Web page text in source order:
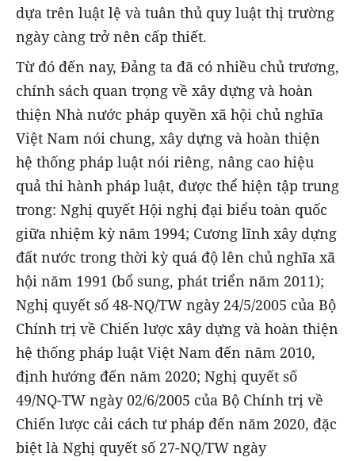
dựa trên luật lệ và tuân thủ quy luật thị trường
ngày càng trở nên cấp thiết.
Từ đó đến nay, Đảng ta đã có nhiều chủ trương,
chính sách quan trọng về xây dựng và hoàn
thiện Nhà nước pháp quyền xã hội chủ nghĩa
Việt Nam nói chung, xây dựng và hoàn thiện
hệ thống pháp luật nói riêng, nâng cao hiệu
quả thi hành pháp luật, được thể hiện tập trung
trong: Nghị quyết Hội nghị đại biểu toàn quốc
giữa nhiệm kỳ năm 1994; Cương lĩnh xây dựng
đất nước trong thời kỳ quá độ lên chủ nghĩa xã
hội năm 1991 (bổ sung, phát triển năm 2011);
Nghị quyết số 48-NQ/TW ngày 24/5/2005 của Bộ
Chính trị về Chiến lược xây dựng và hoàn thiện
hệ thống pháp luật Việt Nam đến năm 2010,
định hướng đến năm 2020; Nghị quyết số
49/NQ-TW ngày 02/6/2005 của Bộ Chính trị về
Chiến lược cải cách tư pháp đến năm 2020, đặc
biệt là Nghị quyết số 27-NQ/TW ngày